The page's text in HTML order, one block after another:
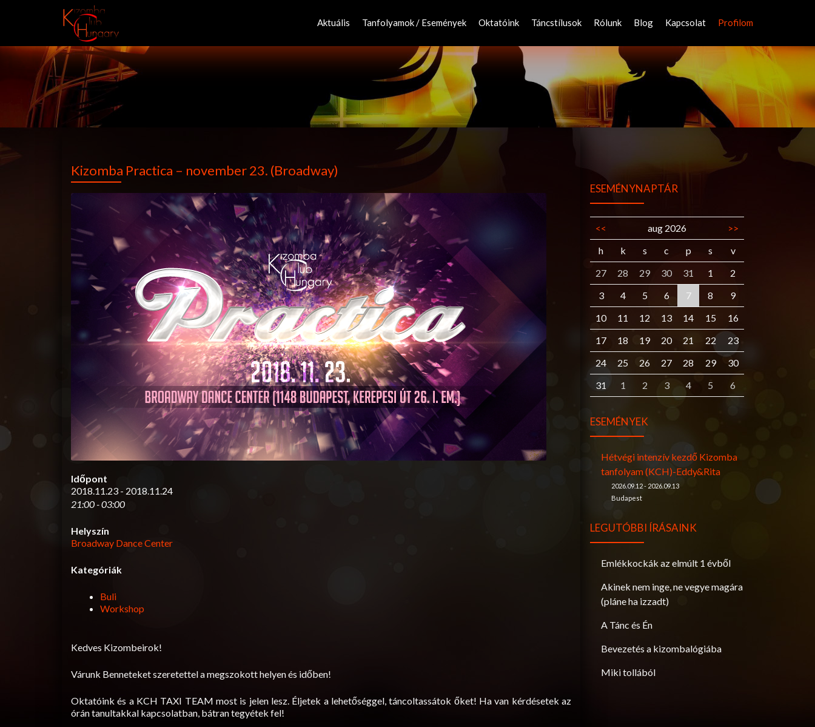
to
Aktuális Tanfolyamok / Események Oktatóink Táncstílusok Rólunk Blog Kapcsolat Profilom
Kizomba Practica – november 23. (Broadway)
Időpont
2018.11.23 - 2018.11.24
21:00 - 03:00
Helyszín
Broadway Dance Center
Kategóriák
Buli
Workshop
Kedves Kizombeirok!
Várunk Benneteket szeretettel a megszokott helyen és időben!
Oktatóink és a KCH TAXI TEAM most is jelen lesz. Éljetek a lehetőséggel, táncoltassátok őket! Ha van kérdésetek az
órán tanultakkal kapcsolatban, bátran tegyétek fel!
ESEMÉNYNAPTÁR
<< aug 2026
>>
h
k s c p s
v
27
28 29 30 31 1
2
3
4 5 6 7 8
9
10
11 12 13 14 15
16
17
18 19 20 21 22
23
24
25 26 27 28 29
30
31
1 2 3 4 5 6
ESEMÉNYEK
Hétvégi intenzív kezdő Kizomba
tanfolyam (KCH)-Eddy&Rita
2026.09.12 - 2026.09.13
Budapest
LEGUTÓBBI ÍRÁSAINK
Emlékkockák az elmúlt 1 évből
Akinek nem inge, ne vegye magára
(pláne ha izzadt)
A Tánc és Én
Bevezetés a kizombalógiába
Miki tollából